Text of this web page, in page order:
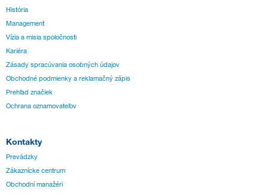
História
Management
Vízia a misia spoločnosti
Kariéra
Zásady spracúvania osobných údajov
Obchodné podmienky a reklamačný zápis
Prehľad značiek
Ochrana oznamovateľov
Kontakty
Prevádzky
Zákaznícke centrum
Obchodní manažéri